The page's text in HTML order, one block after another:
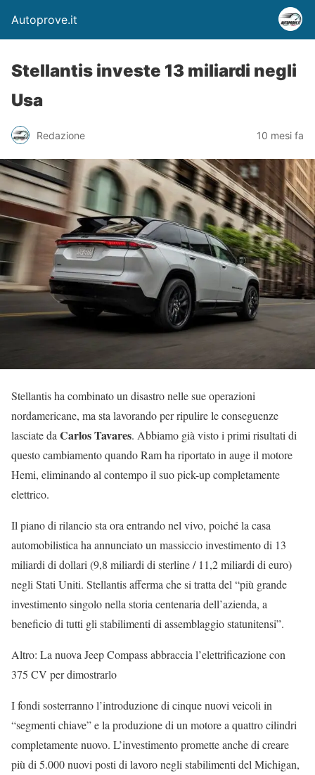
Autoprove.it
Stellantis investe 13 miliardi negli
Usa
Redazione 10 mesi fa
Stellantis ha combinato un disastro nelle sue operazioni
nordamericane, ma sta lavorando per ripulire le conseguenze
lasciate da Carlos Tavares. Abbiamo già visto i primi risultati di
questo cambiamento quando Ram ha riportato in auge il motore
Hemi, eliminando al contempo il suo pick-up completamente
elettrico.
Il piano di rilancio sta ora entrando nel vivo, poiché la casa
automobilistica ha annunciato un massiccio investimento di 13
miliardi di dollari (9,8 miliardi di sterline / 11,2 miliardi di euro)
negli Stati Uniti. Stellantis afferma che si tratta del “più grande
investimento singolo nella storia centenaria dell’azienda, a
beneficio di tutti gli stabilimenti di assemblaggio statunitensi”.
Altro: La nuova Jeep Compass abbraccia l’elettrificazione con
375 CV per dimostrarlo
I fondi sosterranno l’introduzione di cinque nuovi veicoli in
“segmenti chiave” e la produzione di un motore a quattro cilindri
completamente nuovo. L’investimento promette anche di creare
più di 5.000 nuovi posti di lavoro negli stabilimenti del Michigan,